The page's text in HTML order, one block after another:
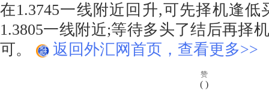
在1.3745一线附近回升,可先择机逢
1.3805一线附近;等待多头了结后再择
可。
返回外汇网首页，查看更多>>
赞
( )